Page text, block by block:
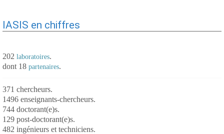
IASIS en chiffres
202 laboratoires.
dont 18 partenaires.
371 chercheurs.
1496 enseignants-chercheurs.
744 doctorant(e)s.
129 post-doctorant(e)s.
482 ingénieurs et techniciens.